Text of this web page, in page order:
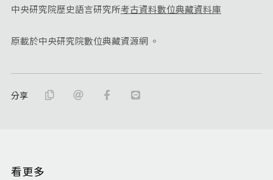
中央研究院歷史語言研究所考古資料數位典藏資料庫
原載於中央研究院數位典藏資源網 。
分享
看更多